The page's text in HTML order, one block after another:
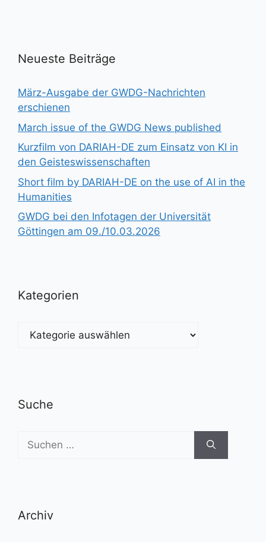
Neueste Beiträge
März-Ausgabe der GWDG-Nachrichten
erschienen
March issue of the GWDG News published
Kurzfilm von DARIAH-DE zum Einsatz von KI in
den Geisteswissenschaften
Short film by DARIAH-DE on the use of AI in the
Humanities
GWDG bei den Infotagen der Universität
Göttingen am 09./10.03.2026
Kategorien
Kategorien
Suche
Suchen
nach:
Archiv